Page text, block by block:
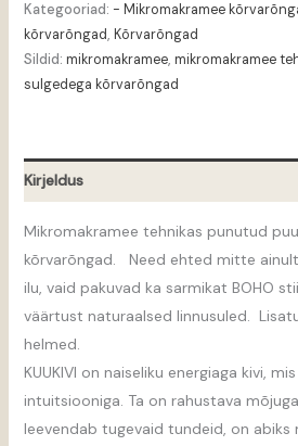
Kategooriad: - Mikromakramee
kõrvarõngad, Kõrvarõngad
Sildid: mikromakramee, mikromakramee
sulgedega kõrvarõngad
Kirjeldus
Mikromakramee tehnikas punutud
kõrvarõngad. Need ehted mitte
ilu, vaid pakuvad ka sarmikat BOHO
väärtust naturaalsed linnusuled.
helmed.
KUUKIVI on naiseliku energiaga kivi,
intuitsiooniga. Ta on rahustava
leevendab tugevaid tundeid, on abiks